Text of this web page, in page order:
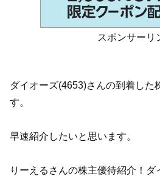
スポンサーリ
ダイオーズ(4653)さんの到着した
す。
早速紹介したいと思います。
りーえるさんの株主優待紹介！